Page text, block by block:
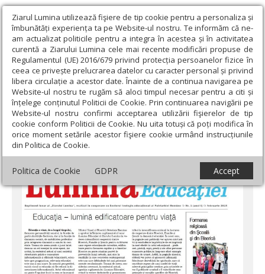
Ziarul Lumina utilizează fişiere de tip cookie pentru a personaliza și
îmbunătăți experiența ta pe Website-ul nostru. Te informăm că ne-
am actualizat politicile pentru a integra în acestea și în activitatea
curentă a Ziarului Lumina cele mai recente modificări propuse de
Regulamentul (UE) 2016/679 privind protecția persoanelor fizice în
ceea ce privește prelucrarea datelor cu caracter personal și privind
libera circulație a acestor date. Înainte de a continua navigarea pe
Website-ul nostru te rugăm să aloci timpul necesar pentru a citi și
înțelege conținutul Politicii de Cookie. Prin continuarea navigării pe
Website-ul nostru confirmi acceptarea utilizării fişierelor de tip
cookie conform Politicii de Cookie. Nu uita totuși că poți modifica în
orice moment setările acestor fişiere cookie urmând instrucțiunile
din Politica de Cookie.
Politica de Cookie GDPR Accept
Ziarul Lumina › Educaţie și Cultură › Educaţie › 3 ani de la
apariţia primului număr al suplimentului Lumina Educației
3 ani de la apariţia primului număr al
suplimentului Lumina Educației